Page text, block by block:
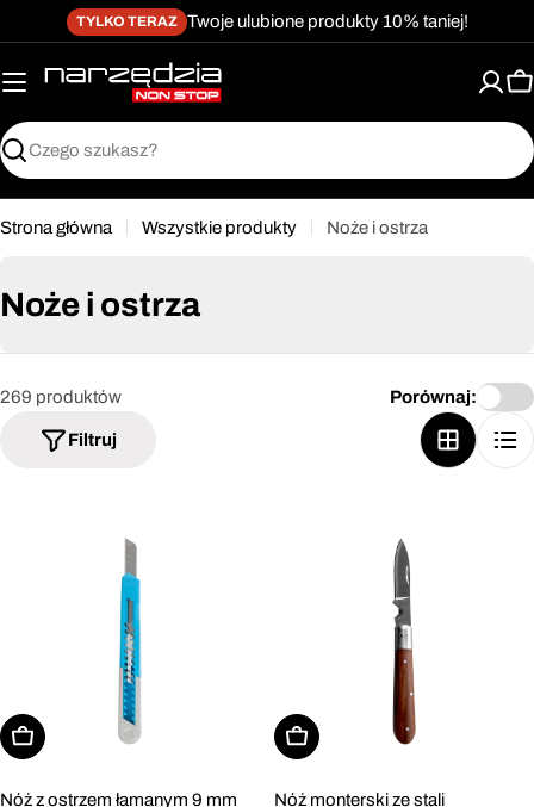
Przejdź do treści
Przejdź do menu
Przejdź do stopki
dostępności
do
treści
TYLKO TERAZ Twoje ulubione produkty 10% taniej!
Szukaj
Strona główna Wszystkie produkty Noże i ostrza
Noże i ostrza
269 produktów
Filtruj
Porównaj:
Dodaj do koszyka
Nóż z ostrzem łamanym 9 mm
Dodaj do koszyka
Nóż monterski ze stali